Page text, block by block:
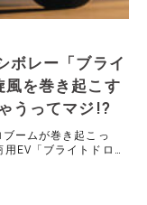
レー「ブライ
風を巻き起こす
うってマジ!?
ームが巻き起こっ
EV「ブライトドロッ
から生産終了が決
った。